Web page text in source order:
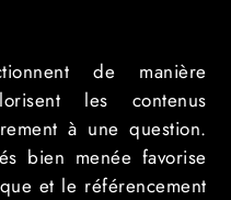
de manière
les contenus
à une question.
bien menée favorise
et le référencement